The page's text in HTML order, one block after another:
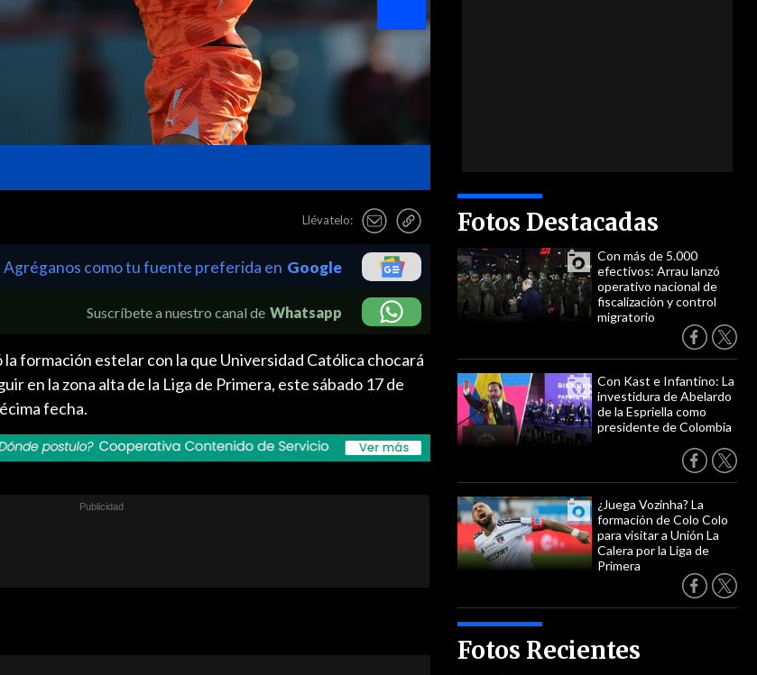
Llévatelo: Fotos Destacadas
Con más de 5.000
efectivos: Arrau lanzó
operativo nacional de
fiscalización y control
migratorio
Con Kast e Infantino: La
investidura de Abelardo
de la Espriella como
presidente de Colombia
¿Juega Vozinha? La
formación de Colo Colo
para visitar a Unión La
Calera por la Liga de
Primera
Fotos Recientes
Agréganos como tu fuente preferida en Google
Suscríbete a nuestro canal de Whatsapp
formación estelar con la que Universidad Católica chocará
en la zona alta de la Liga de Primera, este sábado 17 de
fecha.